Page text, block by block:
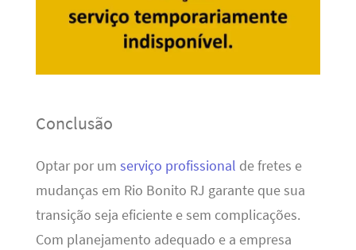
Conclusão
Optar por um serviço profissional de fretes e
mudanças em Rio Bonito RJ garante que sua
transição seja eficiente e sem complicações.
Com planejamento adequado e a empresa